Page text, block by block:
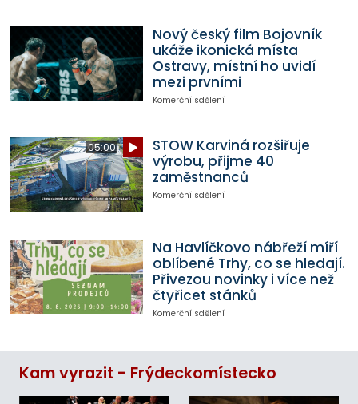
Nový český film Bojovník
ukáže ikonická místa
Ostravy, místní ho uvidí
mezi prvními
Komerční sdělení
05:00
STOW Karviná rozšiřuje
výrobu, přijme 40
zaměstnanců
Komerční sdělení
Na Havlíčkovo nábřeží míří
oblíbené Trhy, co se hledají.
Přivezou novinky i více než
čtyřicet stánků
Komerční sdělení
Kam vyrazit - Frýdeckomístecko